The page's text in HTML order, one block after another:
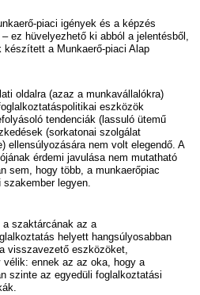
piaci igények és a képzés
ez hüvelyezhető ki abból a jelentésből,
a Munkaerő-piaci Alap
oldalra (azaz a munkavállalókra)
eszközök
tendenciák (lassuló ütemű
(sorkatonai szolgálat
ellensúlyozására nem volt elegendő. A
érdemi javulása nem mutatható
sem, hogy több, a munkaerőpiac
legyen.
szaktárcának az a
helyett hangsúlyosabban
visszavezető eszközöket,
ennek az az oka, hogy a
szinte az egyedüli foglalkoztatási